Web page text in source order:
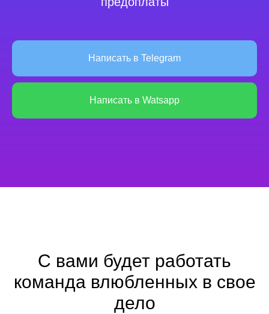
Написать в Telegram
Написать в Watsapp
С вами будет работать
команда влюбленных в свое
дело